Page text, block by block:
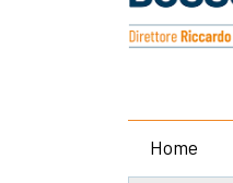
Home